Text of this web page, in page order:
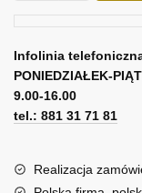
woda
Infolinia
PONIEDZIAŁEK-
9.00-16.00
tel.: 881 31 71 81
Realizacja